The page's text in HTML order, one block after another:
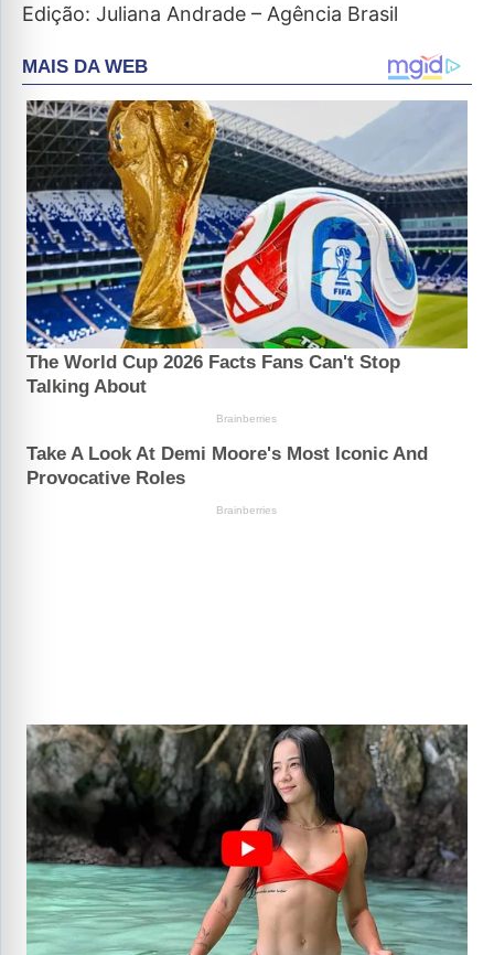
Edição: Juliana Andrade – Agência Brasil